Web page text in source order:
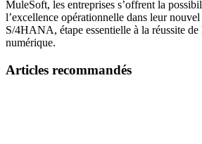
MuleSoft, les entreprises s’offrent la
l’excellence opérationnelle dans leur
S/4HANA, étape essentielle à la réussite
numérique.
Articles recommandés